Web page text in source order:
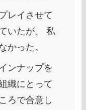
レイさせて
いたが、 私
かった。
ンナップを
織にとって
ろで合意し